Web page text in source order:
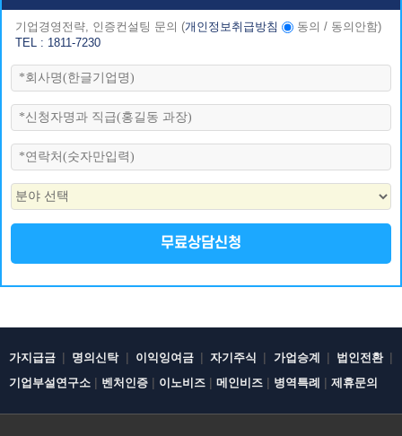
기업경영전략, 인증컨설팅 문의 (개인정보취급방침 동의 / 동의안함)
TEL : 1811-7230
무료상담신청
가지급금 | 명의신탁| 이익잉여금|자기주식 | 가업승계 | 법인전환|
기업부설연구소 | 벤처인증 | 이노비즈 | 메인비즈 | 병역특례 | 제휴문의